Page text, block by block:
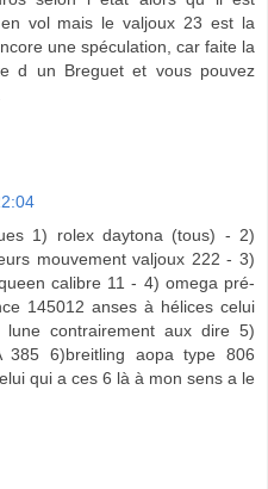
vol mais le valjoux 23 est la
une spéculation, car faite la
d un Breguet et vous pouvez
1) rolex daytona (tous) - 2)
mouvement valjoux 222 - 3)
calibre 11 - 4) omega pré-
145012 anses à hélices celui
contrairement aux dire 5)
6)breitling aopa type 806
qui a ces 6 là à mon sens a le